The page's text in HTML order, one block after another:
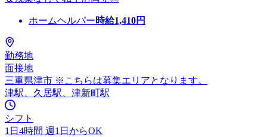
ホームヘルパー時給1,410円
勤務地
面接地
三重県津市 ※こちらは募集エリアとなります。
津駅、久居駅、津新町駅
シフト
1日4時間 週1日からOK